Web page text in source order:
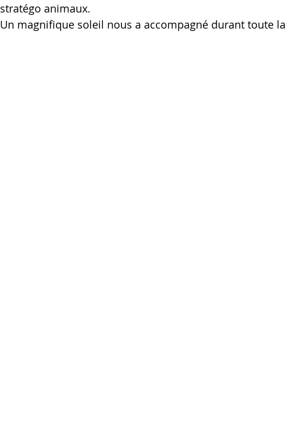
stratégo animaux.
Un magnifique soleil nous a accompagné durant toute